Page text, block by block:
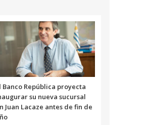
aumentar
o
disminuir
el
volumen.
Banco República proyecta
su nueva sucursal
Juan Lacaze antes de fin de